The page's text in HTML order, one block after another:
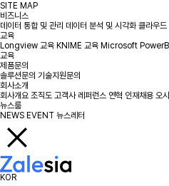
SITE MAP
비즈니스
데이터 통합 및 관리 데이터 분석 및 시각화 클라우드
교육
Longview 교육 KNIME 교육 Microsoft
교육
제품문의
솔루션문의 기술지원문의
회사소개
회사개요 조직도 고객사 레퍼런스 연혁 인재채용 오
뉴스룸
NEWS EVENT 뉴스레터
KOR